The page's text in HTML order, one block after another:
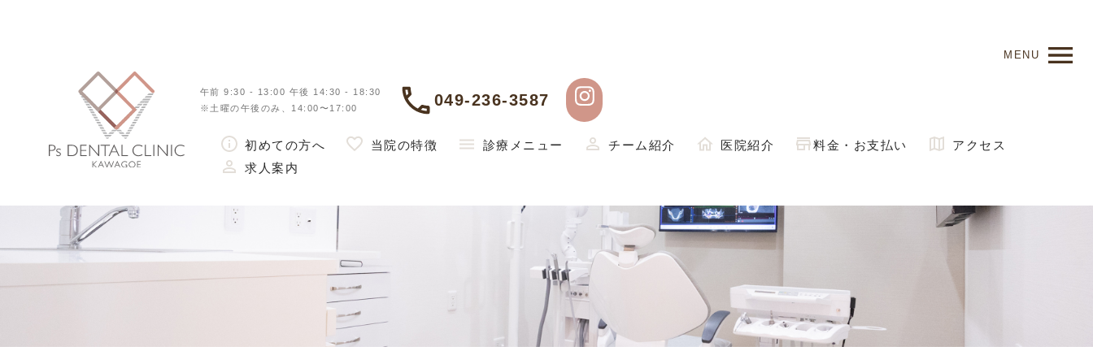
MENU
午前 9:30 - 13:00 午後 14:30 - 18:30
※土曜の午後のみ、14:00〜17:00
049-236-3587
初めての方へ 当院の特徴 診療メニュー チーム紹介 医院紹介 料金・お支払い
アクセス
求人案内